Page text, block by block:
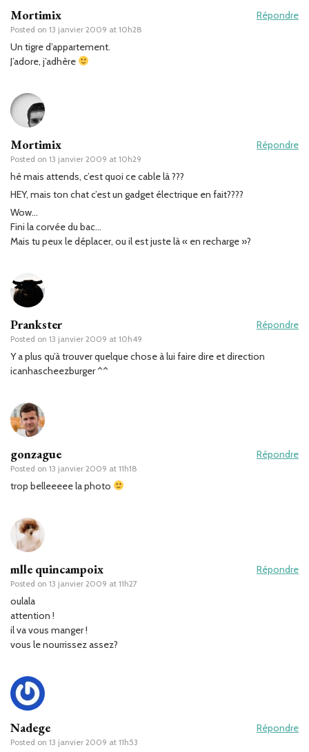
Mortimix
Posted on 13 janvier 2009 at 10h28
Répondre
Un tigre d’appartement.
J’adore, j’adhère
Mortimix
Posted on 13 janvier 2009 at 10h29
Répondre
hé mais attends, c’est quoi ce cable là ???
HEY, mais ton chat c’est un gadget électrique en fait????
Wow…
Fini la corvée du bac…
Mais tu peux le déplacer, ou il est juste là « en recharge »?
Prankster
Posted on 13 janvier 2009 at 10h49
Répondre
Y a plus qu’à trouver quelque chose à lui faire dire et direction
icanhascheezburger ^^
gonzague
Posted on 13 janvier 2009 at 11h18
Répondre
trop belleeeee la photo
mlle quincampoix
Posted on 13 janvier 2009 at 11h27
Répondre
oulala
attention !
il va vous manger !
vous le nourrissez assez?
Nadege
Posted on 13 janvier 2009 at 11h53
Répondre